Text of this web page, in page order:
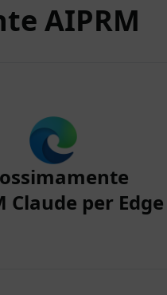
AIPRM
Claude per Edge